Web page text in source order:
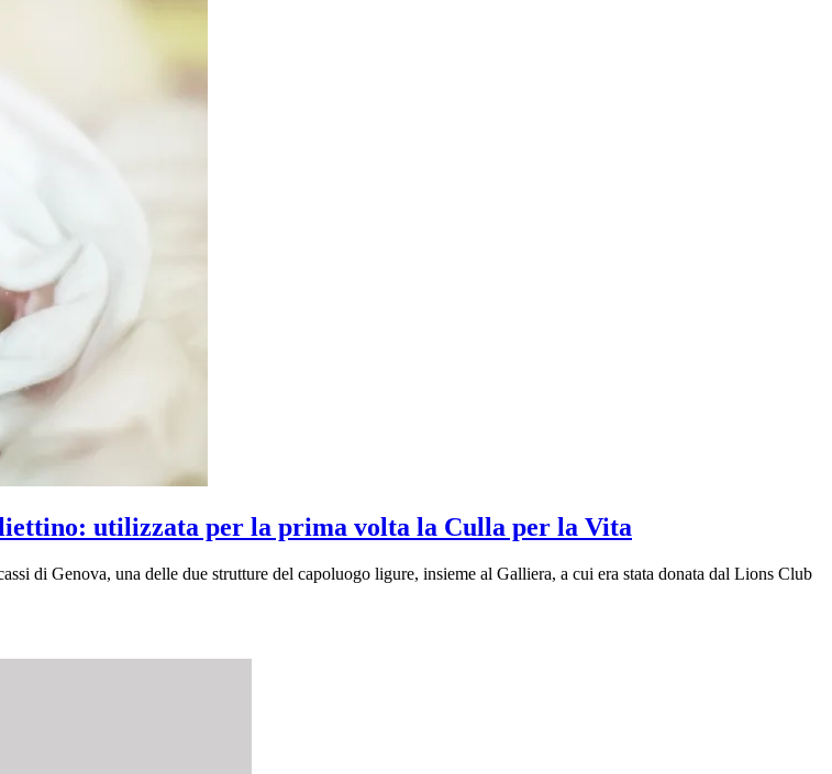
utilizzata per la prima volta la Culla per la Vita
di Genova, una delle due strutture del capoluogo ligure, insieme al Galliera, a cui era stata donata dal Lions Club